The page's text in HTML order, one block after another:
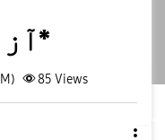
*آزمائشیں اور ہم*
85 Views